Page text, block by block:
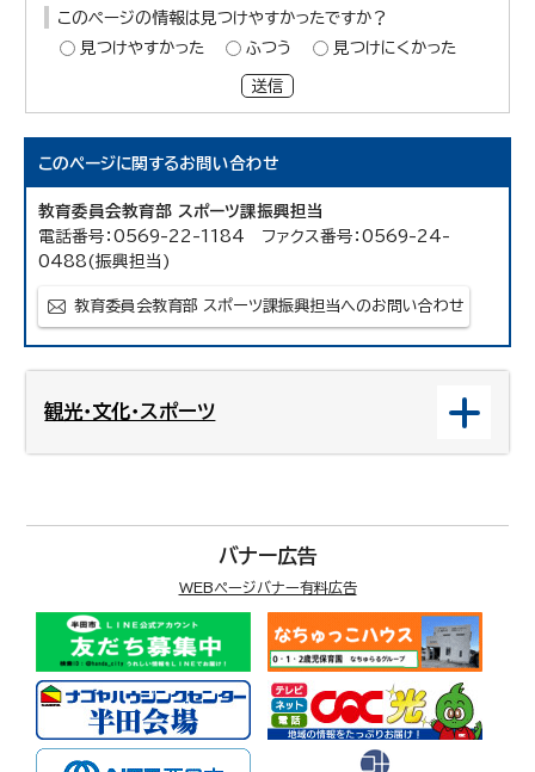
このページの情報は見つけやすかったですか？
見つけやすかった
ふつう 見つけにくかった
送信
このページに関するお問い合わせ
教育委員会教育部 スポーツ課振興担当
電話番号：0569-22-1184 ファクス番号：0569-24-
0488(振興担当)
教育委員会教育部 スポーツ課振興担当へのお問い合わせ
観光・文化・スポーツ
バナー広告
WEBページバナー有料広告